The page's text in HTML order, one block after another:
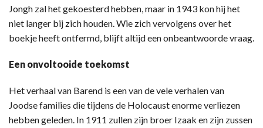
Jongh zal het gekoesterd hebben, maar in 1943 kon hij het
niet langer bij zich houden. Wie zich vervolgens over het
boekje heeft ontfermd, blijft altijd een onbeantwoorde vraag.
Een onvoltooide toekomst
Het verhaal van Barend is een van de vele verhalen van
Joodse families die tijdens de Holocaust enorme verliezen
hebben geleden. In 1911 zullen zijn broer Izaak en zijn zussen